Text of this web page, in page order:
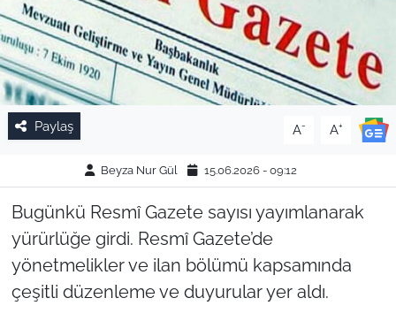
Paylaş A- A+
Beyza Nur Gül 15.06.2026 - 09:12
Bugünkü Resmî Gazete sayısı yayımlanarak
yürürlüğe girdi. Resmî Gazete’de
yönetmelikler ve ilan bölümü kapsamında
çeşitli düzenleme ve duyurular yer aldı.